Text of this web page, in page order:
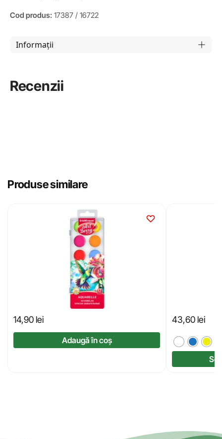
Cod produs: 17387 / 16722
Informații
Recenzii
Produse similare
14,90 lei
Adaugă în coș
43,60 lei